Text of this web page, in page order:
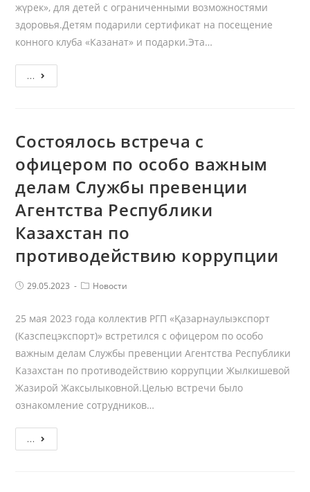
жүрек», для детей с ограниченными возможностями
здоровья.Детям подарили сертификат на посещение
конного клуба «Казанат» и подарки.Эта…
...
июня
работники
Предприятия
посетили
детский
дом
«Нұрлы
Состоялось встреча с
офицером по особо важным
делам Службы превенции
Агентства Республики
Казахстан по
противодействию коррупции
Post29.05.2023
PostНовости
25 мая 2023 года коллектив РГП «Қазарнаулыэкспорт
(Казспецэкспорт)» встретился с офицером по особо
важным делам Службы превенции Агентства Республики
Казахстан по противодействию коррупции Жылкишевой
Жазирой Жаксылыковной.Целью встречи было
ознакомление сотрудников…
...
встреча